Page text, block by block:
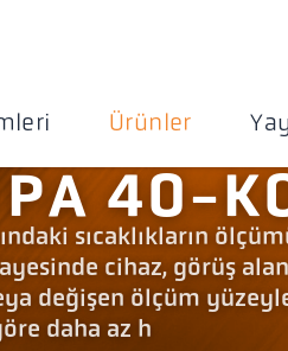
Ürünler
40-
sıcaklıkların
cihaz, görüş
değişen ölçüm
daha az h